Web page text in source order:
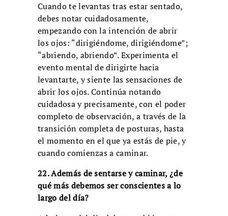
Cuando te levantas tras estar sentado,
debes notar cuidadosamente,
empezando con la intención de abrir
los ojos: “dirigiéndome, dirigiéndome”;
“abriendo, abriendo”. Experimenta el
evento mental de dirigirte hacia
levantarte, y siente las sensaciones de
abrir los ojos. Continúa notando
cuidadosa y precisamente, con el poder
completo de observación, a través de la
transición completa de posturas, hasta
el momento en el que ya estás de pie, y
cuando comienzas a caminar.
22. Además de sentarse y caminar, ¿de
qué más debemos ser conscientes a lo
largo del día?